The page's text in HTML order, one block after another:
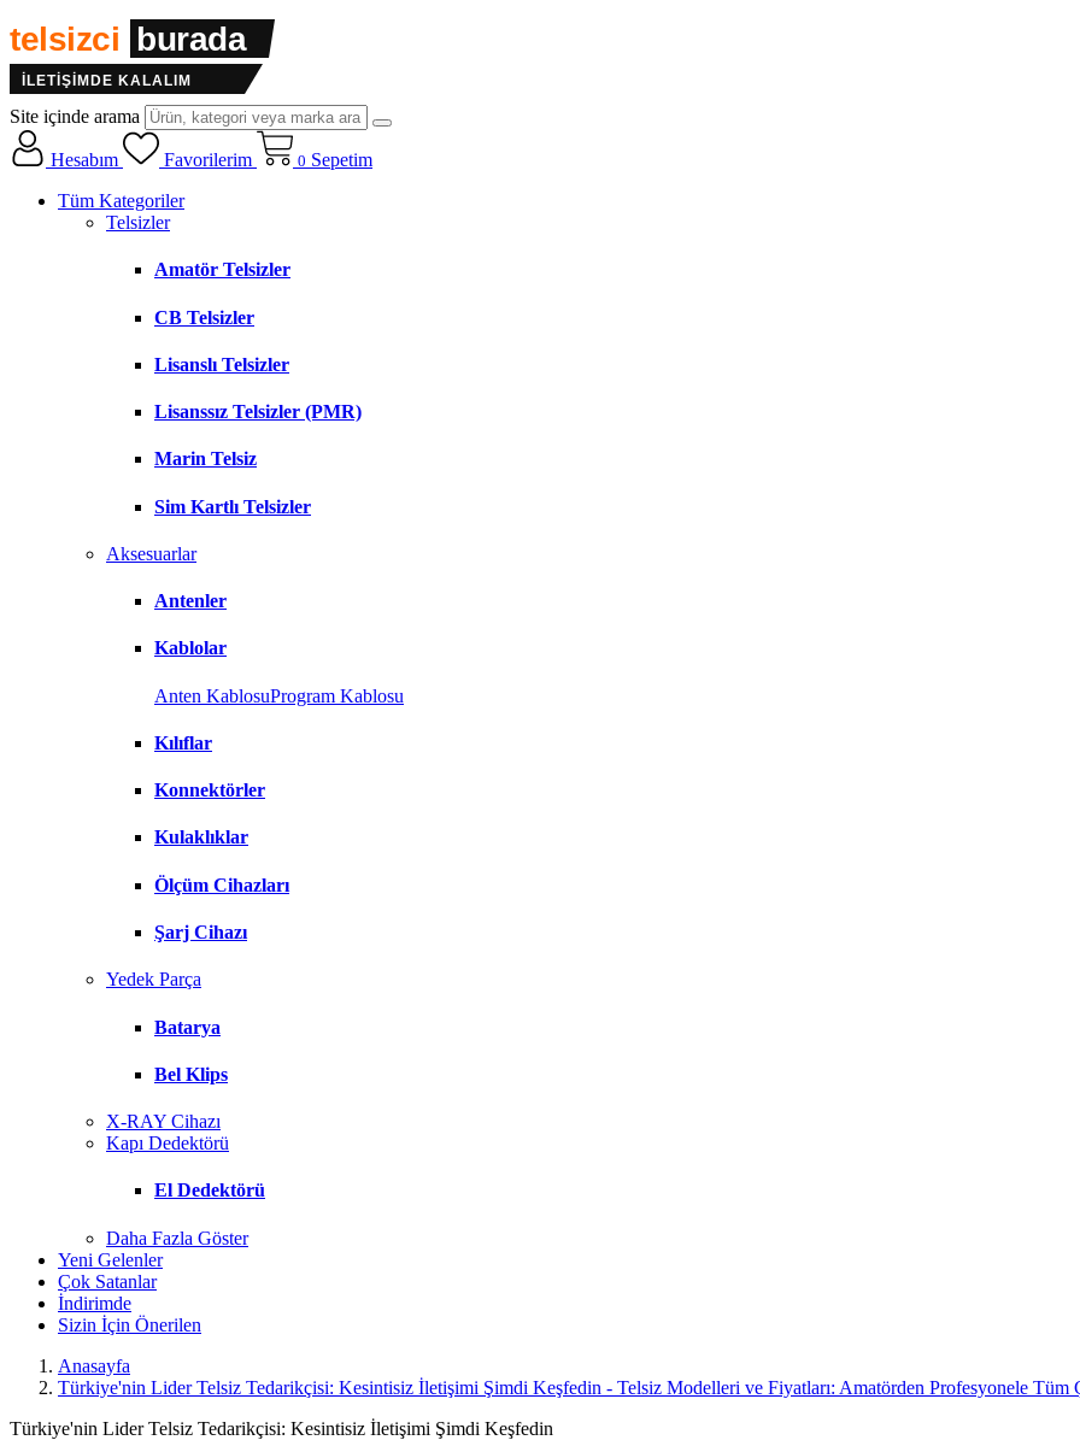
telsizci burada
İLETİŞİMDE KALALIM
Site içinde arama
Hesabım Favorilerim 0 Sepetim
Tüm Kategoriler
Telsizler
Amatör Telsizler
CB Telsizler
Lisanslı Telsizler
Lisanssız Telsizler (PMR)
Marin Telsiz
Sim Kartlı Telsizler
Aksesuarlar
Antenler
Kablolar
Anten KablosuProgram Kablosu
Kılıflar
Konnektörler
Kulaklıklar
Ölçüm Cihazları
Şarj Cihazı
Yedek Parça
Batarya
Bel Klips
X-RAY Cihazı
Kapı Dedektörü
El Dedektörü
Daha Fazla Göster
Yeni Gelenler
Çok Satanlar
İndirimde
Sizin İçin Önerilen
Anasayfa
Türkiye'nin Lider Telsiz Tedarikçisi: Kesintisiz İletişimi Şimdi Keşfedin - Telsiz Modelleri ve Fiyatları: Amatörden Profesyonele Tüm
Türkiye'nin Lider Telsiz Tedarikçisi: Kesintisiz İletişimi Şimdi Keşfedin